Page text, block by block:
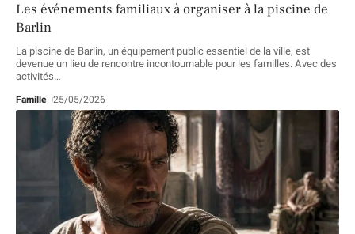
Les événements familiaux à organiser à la piscine de
Barlin
La piscine de Barlin, un équipement public essentiel de la ville, est
devenue un lieu de rencontre incontournable pour les familles. Avec des
activités…
Famille 25/05/2026